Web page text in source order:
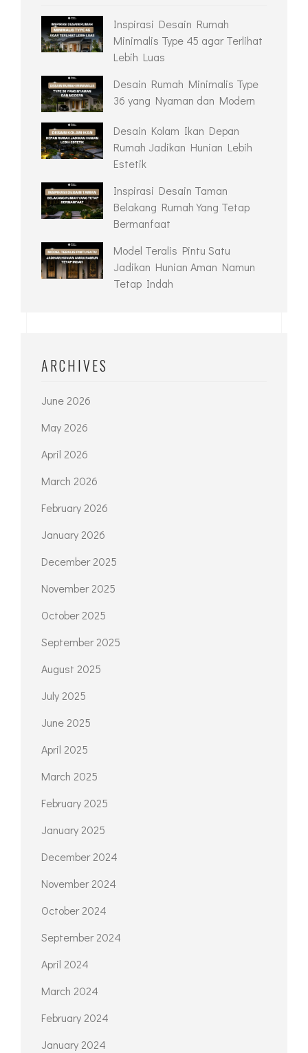
Inspirasi Desain Rumah
Minimalis Type 45 agar Terlihat
Lebih Luas
Desain Rumah Minimalis Type
36 yang Nyaman dan Modern
Desain Kolam Ikan Depan
Rumah Jadikan Hunian Lebih
Estetik
Inspirasi Desain Taman
Belakang Rumah Yang Tetap
Bermanfaat
Model Teralis Pintu Satu
Jadikan Hunian Aman Namun
Tetap Indah
ARCHIVES
June 2026
May 2026
April 2026
March 2026
February 2026
January 2026
December 2025
November 2025
October 2025
September 2025
August 2025
July 2025
June 2025
April 2025
March 2025
February 2025
January 2025
December 2024
November 2024
October 2024
September 2024
April 2024
March 2024
February 2024
January 2024